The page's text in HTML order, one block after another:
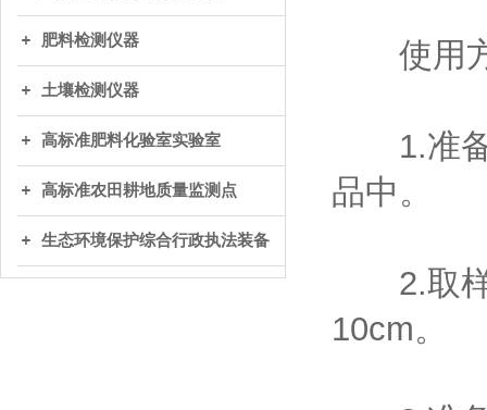
肥料检测仪器
土壤检测仪器
高标准肥料化验室实验室
高标准农田耕地质量监测点
生态环境保护综合行政执法装备
使用
1.准备
品中。
2.取样
10cm。